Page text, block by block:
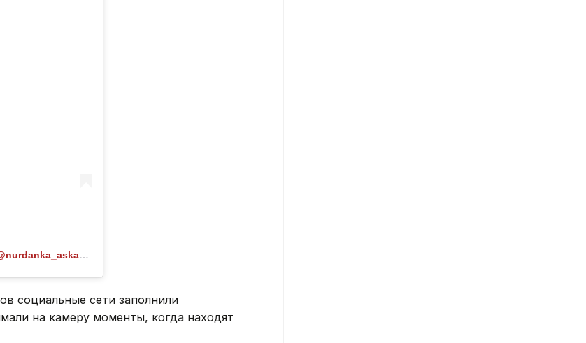
Публикация от SMM / Рилс / Шымкент / UGS creator (@nurdanka_askarkyzy)
социальные сети заполнили
на камеру моменты, когда находят